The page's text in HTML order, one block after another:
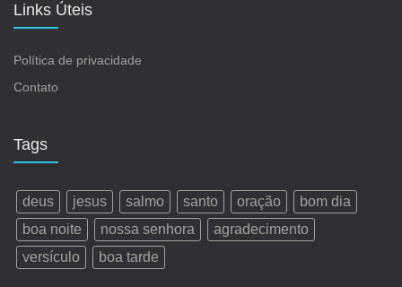
Links Úteis
Política de privacidade
Contato
Tags
deus jesus salmo santo oração
bom dia
boa noite
nossa senhora
agradecimento
versículo
boa tarde